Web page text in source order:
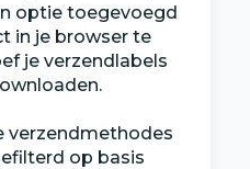
optie toegevoegd
in je browser te
je verzendlabels
verzendmethodes
op basis